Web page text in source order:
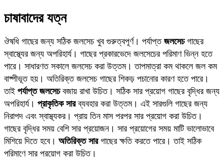
চাষাবাদের যত্ন
ঔষধি গাছের জন্য সঠিক জলসেচ খুব গুরুত্বপূর্ণ। পর্যাপ্ত জলসেচগাছের
স্বাস্থ্যের জন্য অপরিহার্য। গাছের প্রকারভেদে জলসেচের পরিমাণ ভিন্ন হতে
পারে। সাধারণত সকালে জলসেচ করা উত্তম। তাপমাত্রা কম থাকলে জল কম
বাষ্পীভূত হয়। অতিরিক্ত জলসেচ গাছের শিকড় পচানোর কারণ হতে পারে।
তাই পর্যাপ্ত জলসেচবজায় রাখা উচিত। সঠিক সার প্রয়োগ গাছের বৃদ্ধির জন্য
অপরিহার্য। প্রাকৃতিক সারব্যবহার করা উত্তম। এই সারগুলি গাছের জন্য
নিরাপদ এবং স্বাস্থ্যকর। প্রায় তিন মাস পরপর সার প্রয়োগ করা উচিত।
গাছের বৃদ্ধির সময় বেশি সার প্রয়োজন। সার প্রয়োগের সময় মাটি ভালোভাবে
মিশিয়ে দিতে হবে। অতিরিক্ত সারগাছের ক্ষতি করতে পারে। তাই সঠিক
পরিমাণে সার প্রয়োগ করা উচিত।